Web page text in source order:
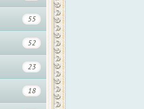
55
52
23
18